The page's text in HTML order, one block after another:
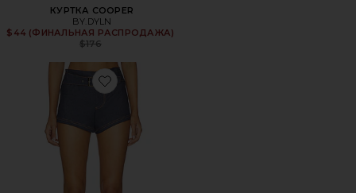
КУРТКА COOPER
BY.DYLN
$44 (ФИНАЛЬНАЯ РАСПРОДАЖА)
Previous price:
$176
Favorite ШОРТЫ CINDY